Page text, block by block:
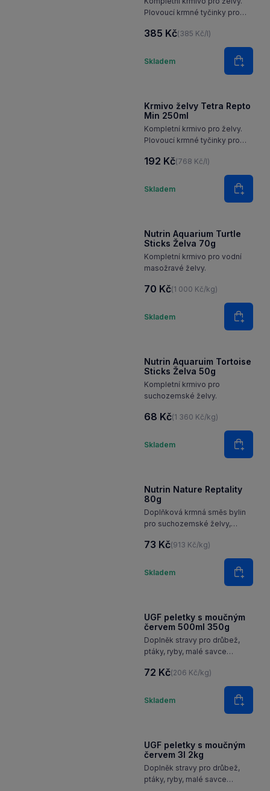
Plovoucí krmné tyčinky pro
a lehce stravitelné. Obsahují
nezbytné pro zdravou stravu.
385 Kč(385 Kč/l)
Skladem
Množství
Do
Krmivo želvy Tetra Repto
Min 250ml
Kompletní krmivo pro želvy.
Plovoucí krmné tyčinky pro
a lehce stravitelné. Obsahují
nezbytné pro zdravou stravu.
192 Kč(768 Kč/l)
Skladem
Množství
Do
Nutrin Aquarium Turtle
Sticks Želva 70g
Kompletní krmivo pro vodní
masožravé želvy.
70 Kč(1 000 Kč/kg)
Skladem
Množství
Do
Nutrin Aquaruim Tortoise
Sticks Želva 50g
Kompletní krmivo pro
suchozemské želvy.
68 Kč(1 360 Kč/kg)
Skladem
Množství
Do
Nutrin Nature Reptality
80g
Doplňková krmná směs bylin
pro suchozemské želvy,
73 Kč(913 Kč/kg)
Skladem
Množství
Do
UGF peletky s moučným
červem 500ml 350g
Doplněk stravy pro drůbež,
ptáky, ryby, malé savce
72 Kč(206 Kč/kg)
Skladem
Množství
Do
UGF peletky s moučným
červem 3l 2kg
Doplněk stravy pro drůbež,
ptáky, ryby, malé savce